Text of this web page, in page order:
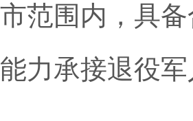
围内，具备
力承接退役